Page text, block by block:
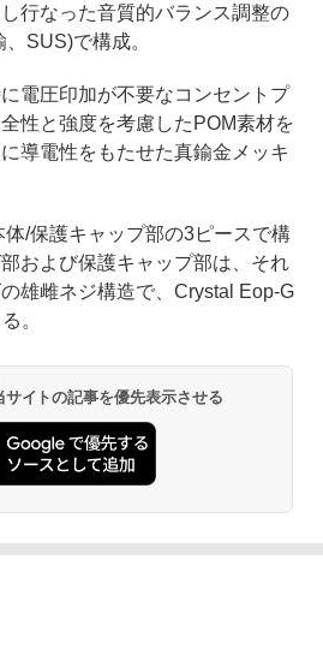
行なった音質的バランス調整の
SUS)で構成。
電圧印加が不要なコンセントプ
性と強度を考慮したPOM素材を
導電性をもたせた真鍮金メッキ
/保護キャップ部の3ピースで構
および保護キャップ部は、それ
雄雌ネジ構造で、Crystal Eop-G
。
イトの記事を優先表示させる